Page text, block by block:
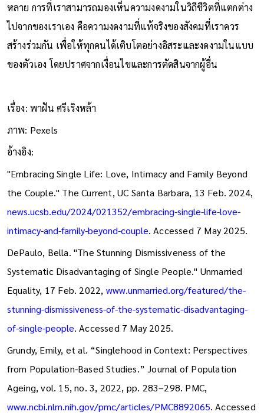
หลาย การที่เราสามารถมองเห็นความงดงามในวิถีชีวิตที่แตกต่าง
ไปจากของเราเอง คือความงดงามที่แท้จริงของสังคมที่เราควร
สร้างร่วมกัน เพื่อให้ทุกคนได้เติบโตอย่างอิสระและงดงามในแบบ
ของตัวเอง โดยปราศจากเงื่อนไขและการตัดสินจากผู้อื่น
เรื่อง: พาฝัน ศรีเริงหล้า
ภาพ: Pexels
อ้างอิง:
"Embracing Single Life: Love, Intimacy and Family Beyond
the Couple." The Current, UC Santa Barbara, 13 Feb. 2024,
news.ucsb.edu/2024/021352/embracing-single-life-love-
intimacy-and-family-beyond-couple. Accessed 7 May 2025.
DePaulo, Bella. "The Stunning Dismissiveness of the
Systematic Disadvantaging of Single People." Unmarried
Equality, 17 Feb. 2022, www.unmarried.org/featured/the-
stunning-dismissiveness-of-the-systematic-disadvantaging-
of-single-people. Accessed 7 May 2025.
Grundy, Emily, et al. “Singlehood in Context: Perspectives
from Population-Based Studies.” Journal of Population
Ageing, vol. 15, no. 3, 2022, pp. 283–298. PMC,
www.ncbi.nlm.nih.gov/pmc/articles/PMC8892065. Accessed